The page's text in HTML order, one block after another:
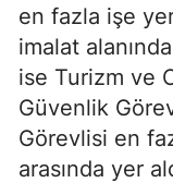
en fazla işe
imalat
ise Turizm ve
Güvenlik
Görevlisi en
arasında yer